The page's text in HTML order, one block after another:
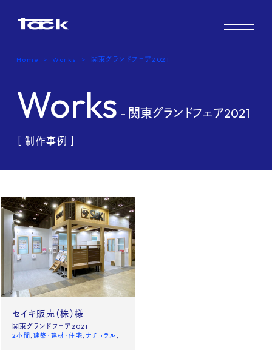
Works
Case study & Voice
Service
Blog
Recruit
Contact us
News Site policy
X
Home Works 関東グランドフェア2021
Works - 関東グランドフェア2021
［ 制作事例 ］
セイキ販売（株）様
関東グランドフェア2021
2小間 建築・建材・住宅 ナチュラル